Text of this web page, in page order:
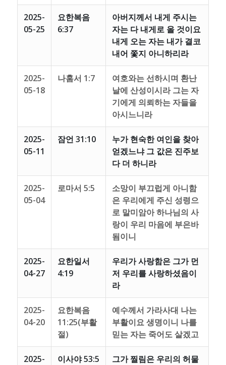
2025-
05-25
요한복음
6:37
아버지께서 내게 주시는
자는 다 내게로 올 것이요
내게 오는 자는 내가 결코
내어 쫓지 아니하리라
2025-
05-18
나훔서 1:7
여호와는 선하시며 환난
날에 산성이시라 그는 자
기에게 의뢰하는 자들을
아시느니라
2025-
05-11
잠언 31:10
누가 현숙한 여인을 찾아
얻겠느냐 그 값은 진주보
다 더 하니라
2025-
05-04
로마서 5:5
소망이 부끄럽게 아니함
은 우리에게 주신 성령으
로 말미암아 하나님의 사
랑이 우리 마음에 부은바
됨이니
2025-
04-27
요한일서
4:19
우리가 사랑함은 그가 먼
저 우리를 사랑하셨음이
라
2025-
04-20
요한복음
11:25(부활
절)
예수께서 가라사대 나는
부활이요 생명이니 나를
믿는 자는 죽어도 살겠고
2025-
이사야 53:5
그가 찔림은 우리의 허물